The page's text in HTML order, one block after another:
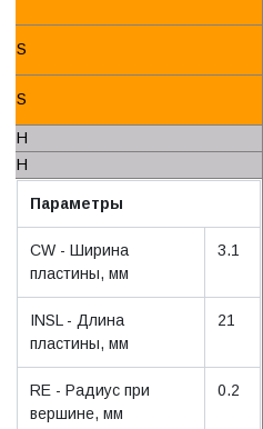
S
S
H
H
Параметры
CW - Ширина
пластины, мм
3.1
INSL - Длина
пластины, мм
21
RE - Радиус при
вершине, мм
0.2